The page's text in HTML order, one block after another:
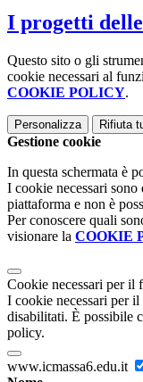
I progetti
Questo sito o gli
cookie necessari al
COOKIE POLICY.
Personalizza Rifiuta
Gestione cookie
In questa schermata è
I cookie necessari
piattaforma e non è
Per conoscere quali
visionare la COOKIE
Cookie necessari per il
I cookie necessari per
disabilitati. È possibile
policy.
www.icmassa6.edu.it